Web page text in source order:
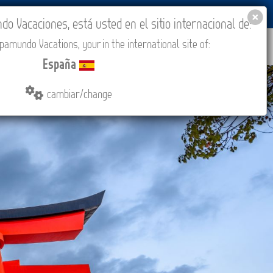
COMPRAR CONTACTO MÁS
Vacaciones, está usted en el sitio internacional de:
Vacations, your in the international site of:
España
cambiar/change